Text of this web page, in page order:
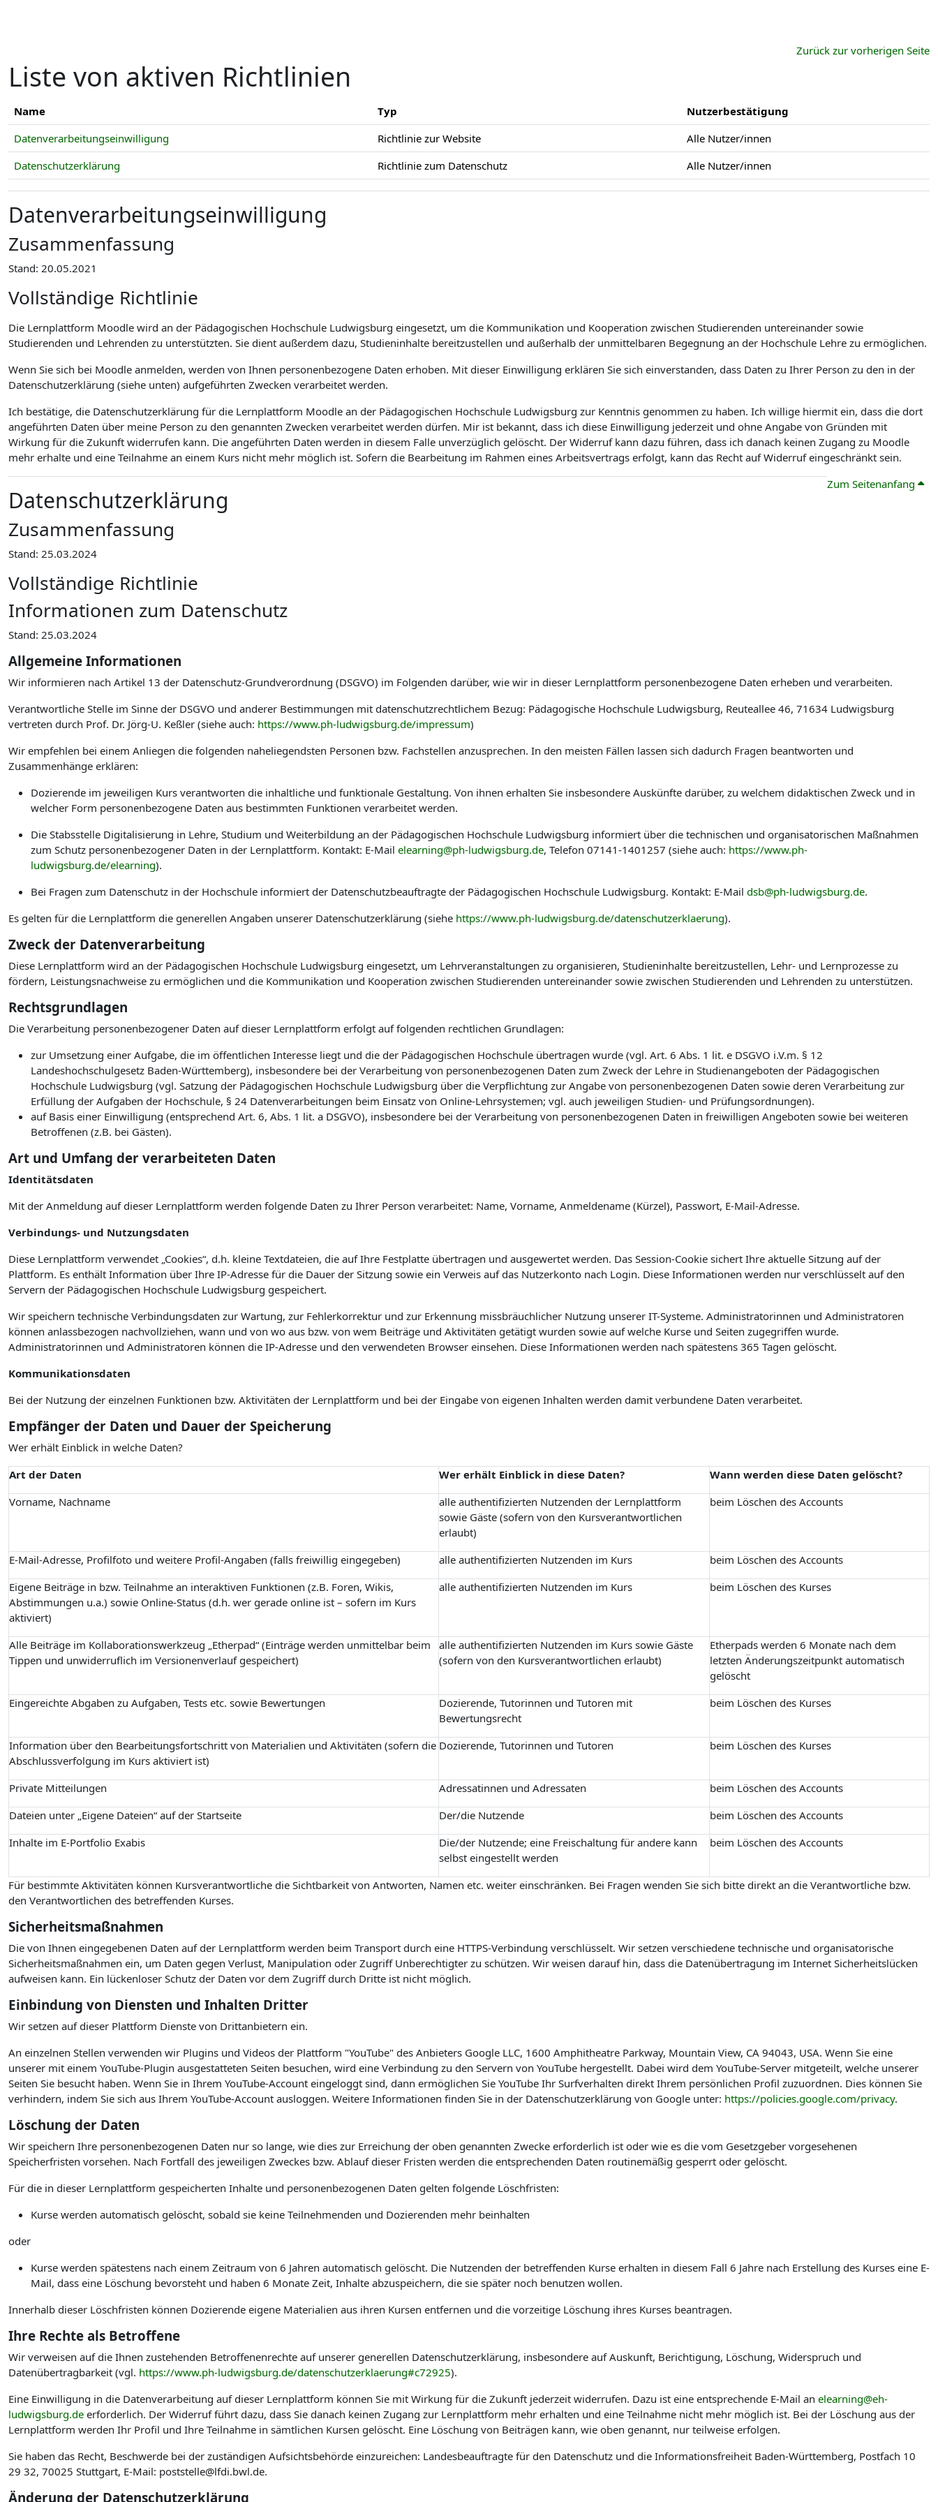
Zurück zur vorherigen Seite
Liste von aktiven Richtlinien
Name Typ
Nutzerbestätigung
Datenverarbeitungseinwilligung
Richtlinie zur Website
Alle Nutzer/innen
Datenschutzerklärung
Richtlinie zum Datenschutz Alle Nutzer/innen
Datenverarbeitungseinwilligung
Zusammenfassung
Stand: 20.05.2021
Vollständige Richtlinie
Die Lernplattform Moodle wird an der Pädagogischen Hochschule Ludwigsburg eingesetzt, um die Kommunikation und Kooperation zwischen Studierenden untereinander sowie
Studierenden und Lehrenden zu unterstützten. Sie dient außerdem dazu, Studieninhalte bereitzustellen und außerhalb der unmittelbaren Begegnung an der Hochschule Lehre zu ermöglichen.
Wenn Sie sich bei Moodle anmelden, werden von Ihnen personenbezogene Daten erhoben. Mit dieser Einwilligung erklären Sie sich einverstanden, dass Daten zu Ihrer Person zu den in der
Datenschutzerklärung (siehe unten) aufgeführten Zwecken verarbeitet werden.
Ich bestätige, die Datenschutzerklärung für die Lernplattform Moodle an der Pädagogischen Hochschule Ludwigsburg zur Kenntnis genommen zu haben. Ich willige hiermit ein, dass die dort
angeführten Daten über meine Person zu den genannten Zwecken verarbeitet werden dürfen. Mir ist bekannt, dass ich diese Einwilligung jederzeit und ohne Angabe von Gründen mit
Wirkung für die Zukunft widerrufen kann. Die angeführten Daten werden in diesem Falle unverzüglich gelöscht. Der Widerruf kann dazu führen, dass ich danach keinen Zugang zu Moodle
mehr erhalte und eine Teilnahme an einem Kurs nicht mehr möglich ist. Sofern die Bearbeitung im Rahmen eines Arbeitsvertrags erfolgt, kann das Recht auf Widerruf eingeschränkt sein.
Zum Seitenanfang
Datenschutzerklärung
Zusammenfassung
Stand: 25.03.2024
Vollständige Richtlinie
Informationen zum Datenschutz
Stand: 25.03.2024
Allgemeine Informationen
Wir informieren nach Artikel 13 der Datenschutz-Grundverordnung (DSGVO) im Folgenden darüber, wie wir in dieser Lernplattform personenbezogene Daten erheben und verarbeiten.
Verantwortliche Stelle im Sinne der DSGVO und anderer Bestimmungen mit datenschutzrechtlichem Bezug: Pädagogische Hochschule Ludwigsburg, Reuteallee 46, 71634 Ludwigsburg
vertreten durch Prof. Dr. Jörg-U. Keßler (siehe auch: https://www.ph-ludwigsburg.de/impressum)
Wir empfehlen bei einem Anliegen die folgenden naheliegendsten Personen bzw. Fachstellen anzusprechen. In den meisten Fällen lassen sich dadurch Fragen beantworten und
Zusammenhänge erklären:
Dozierende im jeweiligen Kurs verantworten die inhaltliche und funktionale Gestaltung. Von ihnen erhalten Sie insbesondere Auskünfte darüber, zu welchem didaktischen Zweck und in
welcher Form personenbezogene Daten aus bestimmten Funktionen verarbeitet werden.
Die Stabsstelle Digitalisierung in Lehre, Studium und Weiterbildung an der Pädagogischen Hochschule Ludwigsburg informiert über die technischen und organisatorischen Maßnahmen
zum Schutz personenbezogener Daten in der Lernplattform. Kontakt: E-Mail elearning@ph-ludwigsburg.de, Telefon 07141-1401257 (siehe auch: https://www.ph-
ludwigsburg.de/elearning).
Bei Fragen zum Datenschutz in der Hochschule informiert der Datenschutzbeauftragte der Pädagogischen Hochschule Ludwigsburg. Kontakt: E-Mail dsb@ph-ludwigsburg.de.
Es gelten für die Lernplattform die generellen Angaben unserer Datenschutzerklärung (siehe https://www.ph-ludwigsburg.de/datenschutzerklaerung).
Zweck der Datenverarbeitung
Diese Lernplattform wird an der Pädagogischen Hochschule Ludwigsburg eingesetzt, um Lehrveranstaltungen zu organisieren, Studieninhalte bereitzustellen, Lehr- und Lernprozesse zu
fördern, Leistungsnachweise zu ermöglichen und die Kommunikation und Kooperation zwischen Studierenden untereinander sowie zwischen Studierenden und Lehrenden zu unterstützen.
Rechtsgrundlagen
Die Verarbeitung personenbezogener Daten auf dieser Lernplattform erfolgt auf folgenden rechtlichen Grundlagen:
zur Umsetzung einer Aufgabe, die im öffentlichen Interesse liegt und die der Pädagogischen Hochschule übertragen wurde (vgl. Art. 6 Abs. 1 lit. e DSGVO i.V.m. § 12
Landeshochschulgesetz Baden-Württemberg), insbesondere bei der Verarbeitung von personenbezogenen Daten zum Zweck der Lehre in Studienangeboten der Pädagogischen
Hochschule Ludwigsburg (vgl. Satzung der Pädagogischen Hochschule Ludwigsburg über die Verpflichtung zur Angabe von personenbezogenen Daten sowie deren Verarbeitung zur
Erfüllung der Aufgaben der Hochschule, § 24 Datenverarbeitungen beim Einsatz von Online-Lehrsystemen; vgl. auch jeweiligen Studien- und Prüfungsordnungen).
auf Basis einer Einwilligung (entsprechend Art. 6, Abs. 1 lit. a DSGVO), insbesondere bei der Verarbeitung von personenbezogenen Daten in freiwilligen Angeboten sowie bei weiteren
Betroffenen (z.B. bei Gästen).
Art und Umfang der verarbeiteten Daten
Identitätsdaten
Mit der Anmeldung auf dieser Lernplattform werden folgende Daten zu Ihrer Person verarbeitet: Name, Vorname, Anmeldename (Kürzel), Passwort, E-Mail-Adresse.
Verbindungs- und Nutzungsdaten
Diese Lernplattform verwendet „Cookies“, d.h. kleine Textdateien, die auf Ihre Festplatte übertragen und ausgewertet werden. Das Session-Cookie sichert Ihre aktuelle Sitzung auf der
Plattform. Es enthält Information über Ihre IP-Adresse für die Dauer der Sitzung sowie ein Verweis auf das Nutzerkonto nach Login. Diese Informationen werden nur verschlüsselt auf den
Servern der Pädagogischen Hochschule Ludwigsburg gespeichert.
Wir speichern technische Verbindungsdaten zur Wartung, zur Fehlerkorrektur und zur Erkennung missbräuchlicher Nutzung unserer IT-Systeme. Administratorinnen und Administratoren
können anlassbezogen nachvollziehen, wann und von wo aus bzw. von wem Beiträge und Aktivitäten getätigt wurden sowie auf welche Kurse und Seiten zugegriffen wurde.
Administratorinnen und Administratoren können die IP-Adresse und den verwendeten Browser einsehen. Diese Informationen werden nach spätestens 365 Tagen gelöscht.
Kommunikationsdaten
Bei der Nutzung der einzelnen Funktionen bzw. Aktivitäten der Lernplattform und bei der Eingabe von eigenen Inhalten werden damit verbundene Daten verarbeitet.
Empfänger der Daten und Dauer der Speicherung
Wer erhält Einblick in welche Daten?
Art der Daten
Wer erhält Einblick in diese Daten?
Wann werden diese Daten gelöscht?
Vorname, Nachname
alle authentifizierten Nutzenden der Lernplattform
sowie Gäste (sofern von den Kursverantwortlichen
erlaubt)
beim Löschen des Accounts
E-Mail-Adresse, Profilfoto und weitere Profil-Angaben (falls freiwillig eingegeben) alle authentifizierten Nutzenden im Kurs
beim Löschen des Accounts
Eigene Beiträge in bzw. Teilnahme an interaktiven Funktionen (z.B. Foren, Wikis,
Abstimmungen u.a.) sowie Online-Status (d.h. wer gerade online ist – sofern im Kurs
aktiviert)
alle authentifizierten Nutzenden im Kurs beim Löschen des Kurses
Alle Beiträge im Kollaborationswerkzeug „Etherpad“ (Einträge werden unmittelbar beim
Tippen und unwiderruflich im Versionenverlauf gespeichert)
alle authentifizierten Nutzenden im Kurs sowie Gäste
(sofern von den Kursverantwortlichen erlaubt)
Etherpads werden 6 Monate nach dem
letzten Änderungszeitpunkt automatisch
gelöscht
Eingereichte Abgaben zu Aufgaben, Tests etc. sowie Bewertungen
Dozierende, Tutorinnen und Tutoren mit
Bewertungsrecht
beim Löschen des Kurses
Information über den Bearbeitungsfortschritt von Materialien und Aktivitäten (sofern die
Abschlussverfolgung im Kurs aktiviert ist)
Dozierende, Tutorinnen und Tutoren beim Löschen des Kurses
Private Mitteilungen Adressatinnen und Adressaten
beim Löschen des Accounts
Dateien unter „Eigene Dateien“ auf der Startseite
Der/die Nutzende
beim Löschen des Accounts
Inhalte im E-Portfolio Exabis
Die/der Nutzende; eine Freischaltung für andere kann
selbst eingestellt werden
beim Löschen des Accounts
Für bestimmte Aktivitäten können Kursverantwortliche die Sichtbarkeit von Antworten, Namen etc. weiter einschränken. Bei Fragen wenden Sie sich bitte direkt an die Verantwortliche bzw.
den Verantwortlichen des betreffenden Kurses.
Sicherheitsmaßnahmen
Die von Ihnen eingegebenen Daten auf der Lernplattform werden beim Transport durch eine HTTPS-Verbindung verschlüsselt. Wir setzen verschiedene technische und organisatorische
Sicherheitsmaßnahmen ein, um Daten gegen Verlust, Manipulation oder Zugriff Unberechtigter zu schützen. Wir weisen darauf hin, dass die Datenübertragung im Internet Sicherheitslücken
aufweisen kann. Ein lückenloser Schutz der Daten vor dem Zugriff durch Dritte ist nicht möglich.
Einbindung von Diensten und Inhalten Dritter
Wir setzen auf dieser Plattform Dienste von Drittanbietern ein.
An einzelnen Stellen verwenden wir Plugins und Videos der Plattform "YouTube" des Anbieters Google LLC, 1600 Amphitheatre Parkway, Mountain View, CA 94043, USA. Wenn Sie eine
unserer mit einem YouTube-Plugin ausgestatteten Seiten besuchen, wird eine Verbindung zu den Servern von YouTube hergestellt. Dabei wird dem YouTube-Server mitgeteilt, welche unserer
Seiten Sie besucht haben. Wenn Sie in Ihrem YouTube-Account eingeloggt sind, dann ermöglichen Sie YouTube Ihr Surfverhalten direkt Ihrem persönlichen Profil zuzuordnen. Dies können Sie
verhindern, indem Sie sich aus Ihrem YouTube-Account ausloggen. Weitere Informationen finden Sie in der Datenschutzerklärung von Google unter: https://policies.google.com/privacy.
Löschung der Daten
Wir speichern Ihre personenbezogenen Daten nur so lange, wie dies zur Erreichung der oben genannten Zwecke erforderlich ist oder wie es die vom Gesetzgeber vorgesehenen
Speicherfristen vorsehen. Nach Fortfall des jeweiligen Zweckes bzw. Ablauf dieser Fristen werden die entsprechenden Daten routinemäßig gesperrt oder gelöscht.
Für die in dieser Lernplattform gespeicherten Inhalte und personenbezogenen Daten gelten folgende Löschfristen:
Kurse werden automatisch gelöscht, sobald sie keine Teilnehmenden und Dozierenden mehr beinhalten
oder
Kurse werden spätestens nach einem Zeitraum von 6 Jahren automatisch gelöscht. Die Nutzenden der betreffenden Kurse erhalten in diesem Fall 6 Jahre nach Erstellung des Kurses eine E-
Mail, dass eine Löschung bevorsteht und haben 6 Monate Zeit, Inhalte abzuspeichern, die sie später noch benutzen wollen.
Innerhalb dieser Löschfristen können Dozierende eigene Materialien aus ihren Kursen entfernen und die vorzeitige Löschung ihres Kurses beantragen.
Ihre Rechte als Betroffene
Wir verweisen auf die Ihnen zustehenden Betroffenenrechte auf unserer generellen Datenschutzerklärung, insbesondere auf Auskunft, Berichtigung, Löschung, Widerspruch und
Datenübertragbarkeit (vgl. https://www.ph-ludwigsburg.de/datenschutzerklaerung#c72925).
Eine Einwilligung in die Datenverarbeitung auf dieser Lernplattform können Sie mit Wirkung für die Zukunft jederzeit widerrufen. Dazu ist eine entsprechende E-Mail an elearning@eh-
ludwigsburg.de erforderlich. Der Widerruf führt dazu, dass Sie danach keinen Zugang zur Lernplattform mehr erhalten und eine Teilnahme nicht mehr möglich ist. Bei der Löschung aus der
Lernplattform werden Ihr Profil und Ihre Teilnahme in sämtlichen Kursen gelöscht. Eine Löschung von Beiträgen kann, wie oben genannt, nur teilweise erfolgen.
Sie haben das Recht, Beschwerde bei der zuständigen Aufsichtsbehörde einzureichen: Landesbeauftragte für den Datenschutz und die Informationsfreiheit Baden-Württemberg, Postfach 10
29 32, 70025 Stuttgart, E-Mail: poststelle@lfdi.bwl.de.
Änderung der Datenschutzerklärung